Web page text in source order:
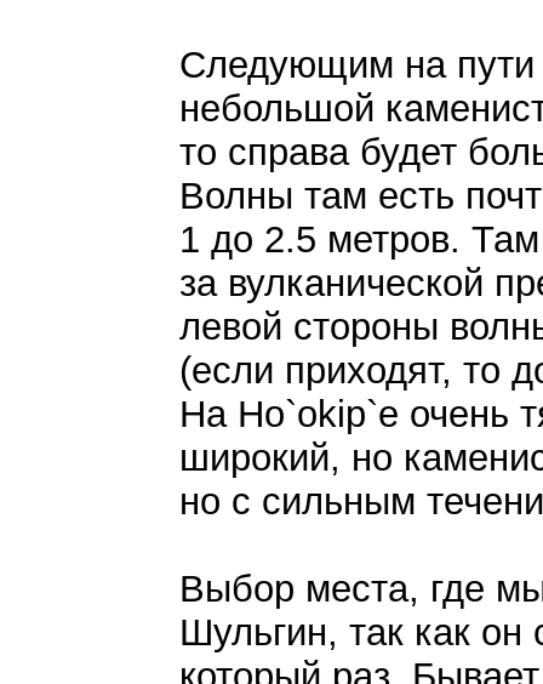
Следующим на пути
небольшой
то справа будет
Волны там есть
1 до 2.5 метров.
за вулканической
левой стороны
(если приходят, то
На Ho`okip`е очень
широкий, но
но с сильным
Выбор места, где
Шульгин, так как